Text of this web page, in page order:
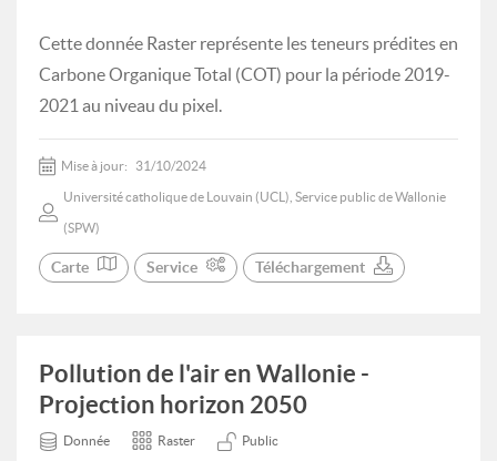
Cette donnée Raster représente les teneurs prédites en
Carbone Organique Total (COT) pour la période 2019-
2021 au niveau du pixel.
Mise à jour: 31/10/2024
Université catholique de Louvain (UCL), Service public de Wallonie
(SPW)
Carte Service Téléchargement
Pollution de l'air en Wallonie -
Projection horizon 2050
Donnée Raster Public